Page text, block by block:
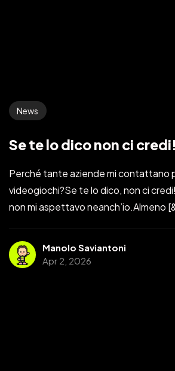
News
Se te lo dico non ci credi!
Perché tante aziende mi contattano
videogiochi?Se te lo dico, non ci
non mi aspettavo neanch’io.Almeno
Manolo Saviantoni
Apr 2, 2026